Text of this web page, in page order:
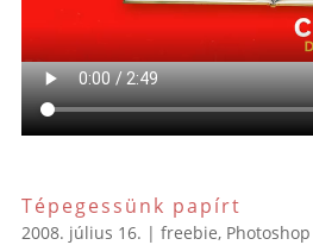
Tépegessünk papírt
2008. július 16. | freebie,